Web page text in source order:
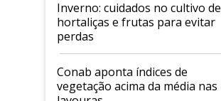
Inverno: cuidados no cultivo de
hortaliças e frutas para evitar
perdas
Conab aponta índices de
vegetação acima da média nas